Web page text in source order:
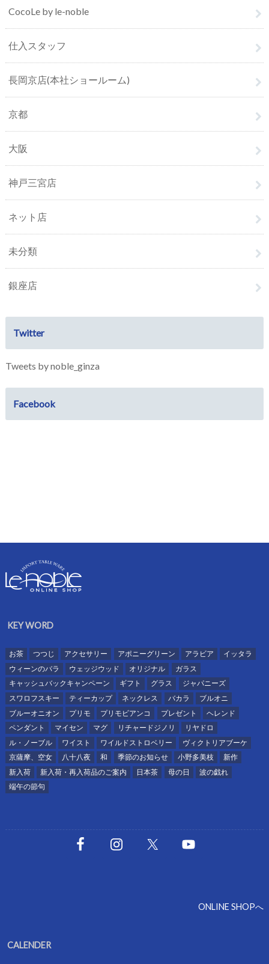
CocoLe by le-noble
仕入スタッフ
長岡京店(本社ショールーム)
京都
大阪
神戸三宮店
ネット店
未分類
銀座店
Twitter
Tweets by noble_ginza
Facebook
KEY WORD
お茶 つつじ アクセサリー アポニーグリーン アラビア
イッタラ
ウィーンのバラ
ウェッジウッド オリジナル
ガラス
キャッシュバックキャンペーン
ギフト グラス
ジャパニーズ
スワロフスキー
ティーカップ ネックレス バカラ
ブルオニ
ブルーオニオン
プリモ プリモビアンコ プレゼント
ヘレンド
ペンダント
マイセン マグ リチャードジノリ
リヤドロ
ル・ノーブル
ワイスト ワイルドストロベリー
ヴィクトリアブーケ
京薩摩、空女
八十八夜 和 季節のお知らせ 小野多美枝
新作
新入荷
新入荷・再入荷品のご案内 日本茶 母の日
波の戯れ
端午の節句
ONLINE SHOPへ
CALENDER